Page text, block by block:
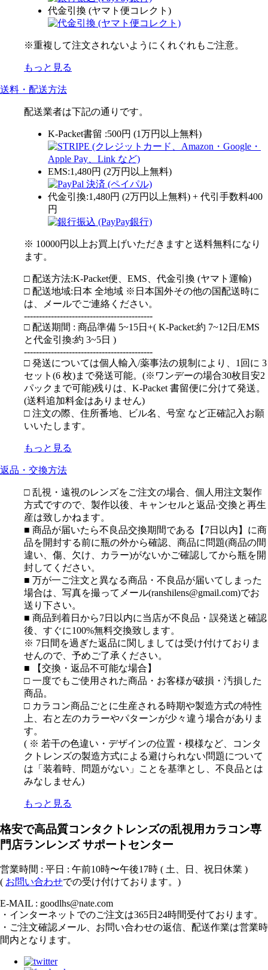
代金引換 (ヤマト便コレクト)
※重複して注文されないようにくれぐれもご注意。
もっと見る
送料・配送方法
配送業者は下記の通りです。
K-Packet書留 :500円 (1万円以上無料)
EMS:1,480円 (2万円以上無料)
代金引換:1,480円 (2万円以上無料) + 代引手数料400
円
※ 10000円以上お買上げいただきますと送料無料になり
ます。
□ 配送方法:K-Packet便、EMS、代金引換 (ヤマト運輸)
□ 配送地域:日本 全地域 ※日本国外その他の国配送時に
は、メールでご連絡ください。
-------------------------------------------
□ 配送期間 : 商品準備 5~15日+( K-Packet:約 7~12日/EMS
と代金引換:約 3~5日 )
-------------------------------------------
□ 発送については個人輸入/薬事法の規制により、1回に 3
セット(6 枚)まで発送可能。(※ワンデーの場合30枚目安2
パックまで可能)残りは、K-Packet 書留便に分けて発送。
(送料追加料金はありません)
□ 注文の際、住所番地、ビル名、号室 など正確記入お願
いいたします。
もっと見る
返品・交換方法
□ 乱視・遠視のレンズをご注文の場合、個人用注文製作
方式ですので、製作以後、キャンセルと返品·交換と再生
産は致しかねます。
■ 商品が届いたら不良品交換期間である【7日以内】に商
品を開封する前に瓶の外から確認、商品に問題(商品の間
違い、傷、欠け、カラー)がないかご確認してから瓶を開
封してください。
■ 万が一ご注文と異なる商品・不良品が届いてしまった
場合は、写真を撮ってメール(ranshilens@gmail.com)でお
送り下さい。
■ 商品到着日から7日以内に当店が不良品・誤発送と確認
後、すぐに100%無料交換致します。
※ 7日間を過ぎた返品に関しましては受け付けておりま
せんので、予めご了承ください。
■ 【交換・返品不可能な場合】
□ 一度でもご使用された商品・お客様が破損・汚損した
商品。
□ カラコン商品ごとに生産される時期や製造方式の特性
上、右と左のカラーやパターンが少々違う場合がありま
す。
( ※ 若干の色違い・デザインの位置・模様など、コンタ
クトレンズの製造方式による避けられない問題について
は「装着時、問題がない」ことを基準とし、不良品とは
みなしません)
もっと見る
格安で高品質コンタクトレンズの乱視用カラコン専
門店ランレンズ サポートセンター
営業時間 : 平日 : 午前10時〜午後17時 ( 土、日、祝日休業 )
( お問い合わせでの受け付けております。)
E-MAIL : goodlhs@nate.com
・インターネットでのご注文は365日24時間受付ております。
・ご注文確認メール、お問い合わせの返信、配送作業は営業時
間内となります。